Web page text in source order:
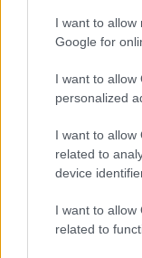
I want to allow
Google for
I want to allow
personalized
I want to allow
related to
device
I want to allow
related to
Μαρινάκης
υπερέσοδα
είπε για τα
, 20